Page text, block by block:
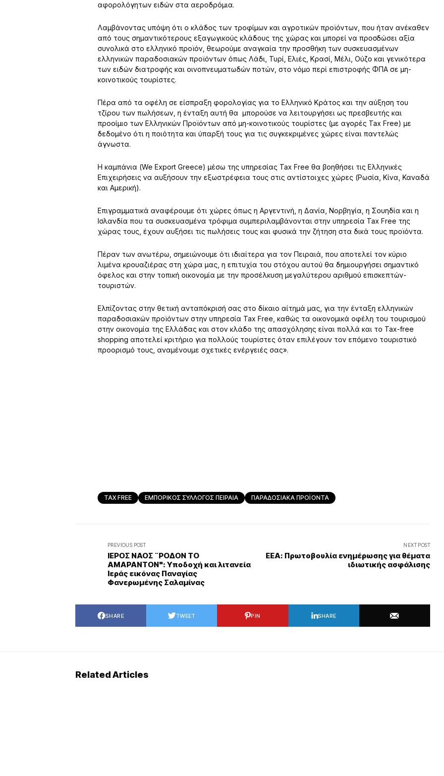
αφορολόγητων ειδών στα αεροδρόμια.
Λαμβάνοντας υπόψη ότι ο κλάδος των τροφίμων και αγροτικών προϊόντων, που ήταν ανέκαθεν
από τους σημαντικότερους εξαγωγικούς κλάδους της χώρας και μπορεί να προσδώσει αξία
συνολικά στο ελληνικό προϊόν, θεωρούμε αναγκαία την προσθήκη των συσκευασμένων
ελληνικών παραδοσιακών προϊόντων όπως Λάδι, Τυρί, Ελιές, Κρασί, Μέλι, Ούζο και γενικότερα
των ειδών διατροφής και οινοπνευματωδών ποτών, στο νόμο περί επιστροφής ΦΠΑ σε μη-
κοινοτικούς τουρίστες.
Πέρα από τα οφέλη σε είσπραξη φορολογίας για το Ελληνικό Κράτος και την αύξηση του
τζίρου των πωλήσεων, η ένταξη αυτή θα μπορούσε να λειτουργήσει ως πρεσβευτής και
προοίμιο των Ελληνικών Προϊόντων από μη-κοινοτικούς τουρίστες (με αγορές Tax Free) με
δεδομένο ότι η ποιότητα και ύπαρξή τους για τις συγκεκριμένες χώρες είναι παντελώς
άγνωστα.
Η καμπάνια (We Export Greece) μέσω της υπηρεσίας Tax Free θα βοηθήσει τις Ελληνικές
Επιχειρήσεις να αυξήσουν την εξωστρέφεια τους στις αντίστοιχες χώρες (Ρωσία, Κίνα, Καναδά
και Αμερική).
Επιγραμματικά αναφέρουμε ότι χώρες όπως η Αργεντινή, η Δανία, Νορβηγία, η Σουηδία και η
Ισλανδία που τα συσκευασμένα τρόφιμα συμπεριλαμβάνονται στην υπηρεσία Tax Free της
χώρας τους, έχουν αυξήσει τις πωλήσεις τους και φυσικά την ζήτηση στα δικά τους προϊόντα.
Πέραν των ανωτέρω, σημειώνουμε ότι ιδιαίτερα για τον Πειραιά, που αποτελεί τον κύριο
λιμένα κρουαζιέρας στη χώρα μας, η επιτυχία του στόχου αυτού θα δημιουργήσει σημαντικό
όφελος και στην τοπική οικονομία με την προσέλκυση μεγαλύτερου αριθμού επισκεπτών-
τουριστών.
Ελπίζοντας στην θετική ανταπόκρισή σας στο δίκαιο αίτημά μας, για την ένταξη ελληνικών
παραδοσιακών προϊόντων στην υπηρεσία Tax Free, καθώς τα οικονομικά οφέλη του τουρισμού
στην οικονομία της Ελλάδας και στον κλάδο της απασχόλησης είναι πολλά και το Tax-free
shopping αποτελεί κριτήριο για πολλούς τουρίστες όταν επιλέγουν τον επόμενο τουριστικό
προορισμό τους, αναμένουμε σχετικές ενέργειές σας».
TAX FREE ΕΜΠΟΡΙΚΟΣ ΣΥΛΛΟΓΟΣ ΠΕΙΡΑΙΑ ΠΑΡΑΔΟΣΙΑΚΑ ΠΡΟΪΟΝΤΑ
PREVIOUS POST
ΙΕΡΟΣ ΝΑΟΣ ¨ΡΟΔΟΝ ΤΟ
ΑΜΑΡΑΝΤΟΝ": Υποδοχή και λιτανεία
Ιεράς εικόνας Παναγίας
Φανερωμένης Σαλαμίνας
NEXT POST
ΕΕΑ: Πρωτοβουλία ενημέρωσης για θέματα
ιδιωτικής ασφάλισης
SHARE TWEET PIN SHARE
Related Articles